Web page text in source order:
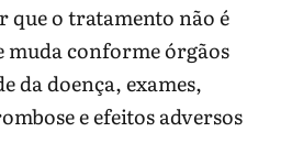
que o tratamento não é
muda conforme órgãos
da doença, exames,
e efeitos adversos